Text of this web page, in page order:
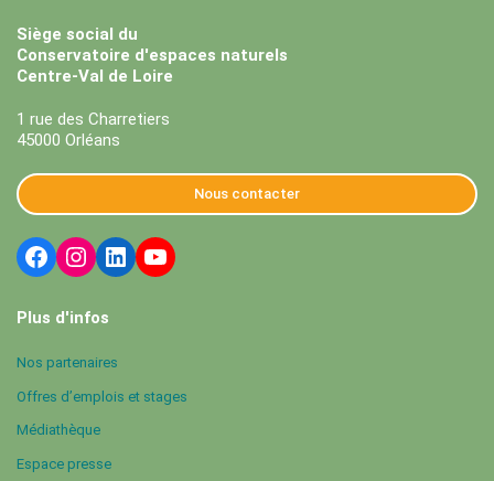
Siège social du
Conservatoire d'espaces naturels
Centre-Val de Loire
1 rue des Charretiers
45000 Orléans
Nous contacter
Plus d'infos
Nos partenaires
Offres d’emplois et stages
Médiathèque
Espace presse